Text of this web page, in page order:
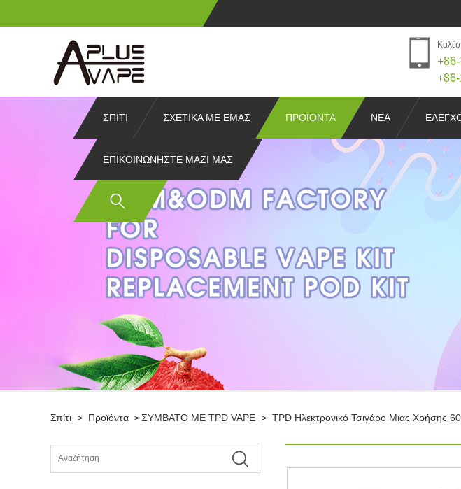
ΣΠΊΤΙ ΣΧΕΤΙΚΆ ΜΕ ΕΜΆΣ ΠΡΟΪΌΝΤΑ ΝΈΑ
ΕΠΙΚΟΙΝΩΝΉΣΤΕ ΜΑΖΊ ΜΑΣ
Σπίτι > Προϊόντα > ΣΥΜΒΑΤΟ ΜΕ TPD VAPE > TPD Ηλεκτρονικό Τσιγάρο Μιας Χρήσης